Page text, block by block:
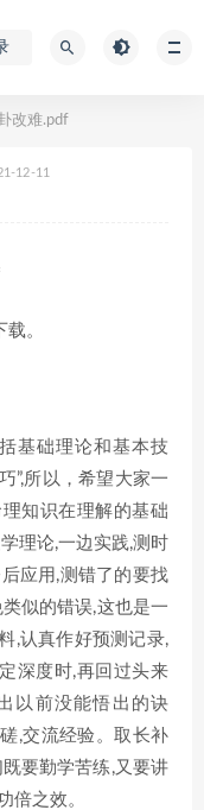
改难.pdf
12-11
。
基础理论和基本技
”,所以，希望大家一
知识在理解的基础
理论,一边实践,测时
应用,测错了的要找
似的错误,这也是一
,认真作好预测记录,
深度时,再回过头来
以前没能悟出的诀
,交流经验。取长补
要勤学苦练,又要讲
倍之效。